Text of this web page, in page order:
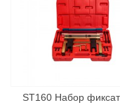
ST160 Набор